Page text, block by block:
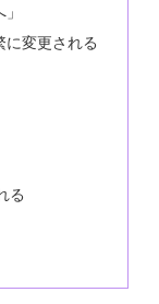
に変更される
る